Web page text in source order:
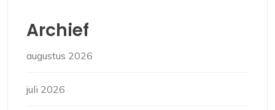
Archief
augustus 2026
juli 2026